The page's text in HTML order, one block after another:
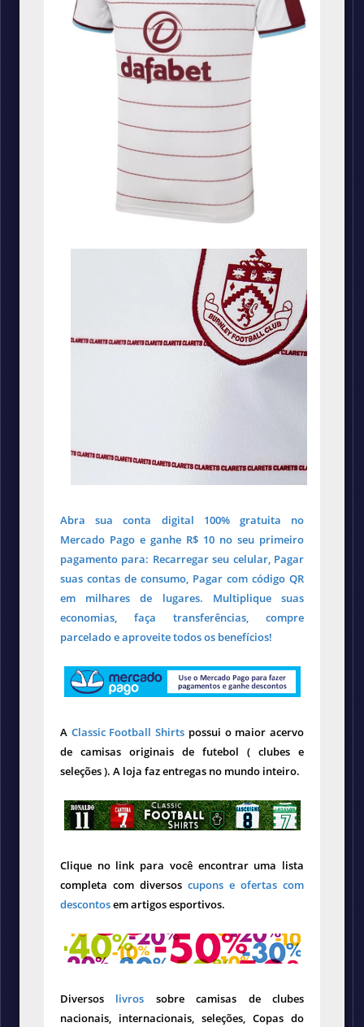
Abra sua conta digital 100% gratuita no
Mercado Pago e ganhe R$ 10 no seu primeiro
pagamento para: Recarregar seu celular, Pagar
suas contas de consumo, Pagar com código QR
em milhares de lugares. Multiplique suas
economias, faça transferências, compre
parcelado e aproveite todos os benefícios!
A Classic Football Shirts possui o maior acervo
de camisas originais de futebol ( clubes e
seleções ). A loja faz entregas no mundo inteiro.
Clique no link para você encontrar uma lista
completa com diversos cupons e ofertas com
descontosem artigos esportivos.
Diversos livros sobre camisas de clubes
nacionais, internacionais, seleções, Copas do